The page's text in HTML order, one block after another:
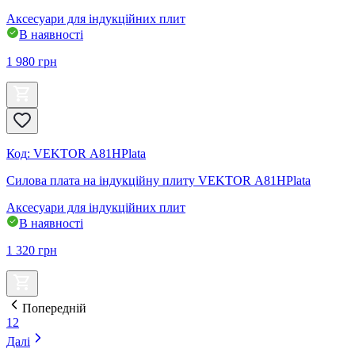
Аксесуари для індукційних плит
В наявності
1 980 грн
Код: VEKTOR А81HPlata
Силова плата на індукційну плиту VEKTOR А81HPlata
Аксесуари для індукційних плит
В наявності
1 320 грн
Попередній
1 2
Далі